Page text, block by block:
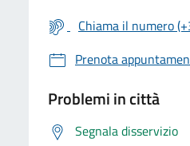
Chiama il numero
Prenota
Problemi in città
Segnala disservizio